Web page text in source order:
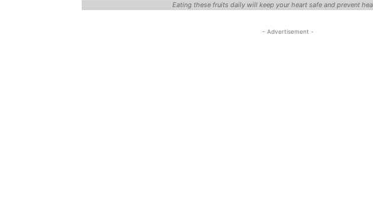
Eating these fruits daily will keep your heart safe and prevent
- Advertisement -